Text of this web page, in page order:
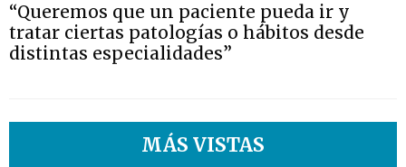
“Queremos que un paciente pueda ir y
tratar ciertas patologías o hábitos desde
distintas especialidades”
MÁS VISTAS